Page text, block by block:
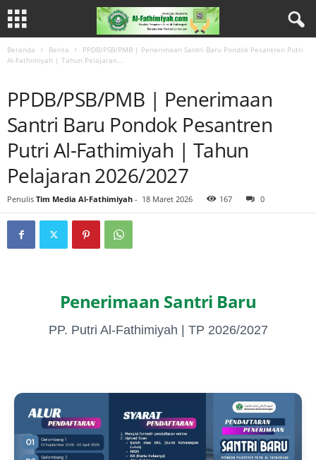
Beranda Berita
PPDB/PSB/PMB | Penerimaan Santri Baru Pondok Pesantren Putri
Al-Fathimiyah | Tahun Pelajaran...
PPDB/PSB/PMB | Penerimaan
Santri Baru Pondok Pesantren
Putri Al-Fathimiyah | Tahun
Pelajaran 2026/2027
Penulis Tim Media Al-Fathimiyah - 18 Maret 2026 167 0
Penerimaan Santri Baru
PP. Putri Al-Fathimiyah | TP 2026/2027